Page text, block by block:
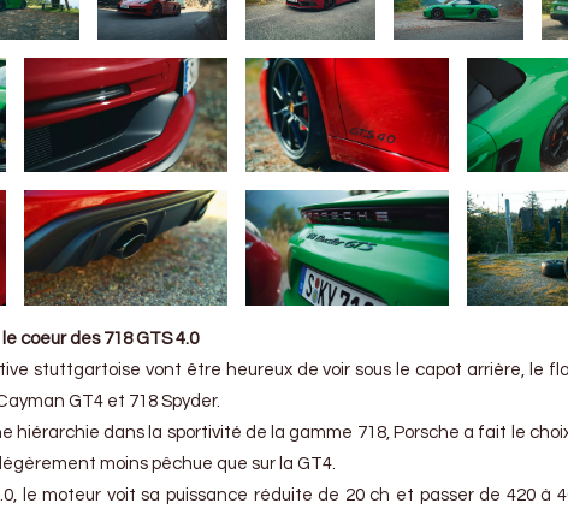
coeur des 718 GTS 4.0
stuttgartoise vont être heureux de voir sous le capot arrière, le
GT4 et 718 Spyder.
hiérarchie dans la sportivité de la gamme 718, Porsche a fait le
moins pêchue que sur la GT4.
le moteur voit sa puissance réduite de 20 ch et passer de 420 à